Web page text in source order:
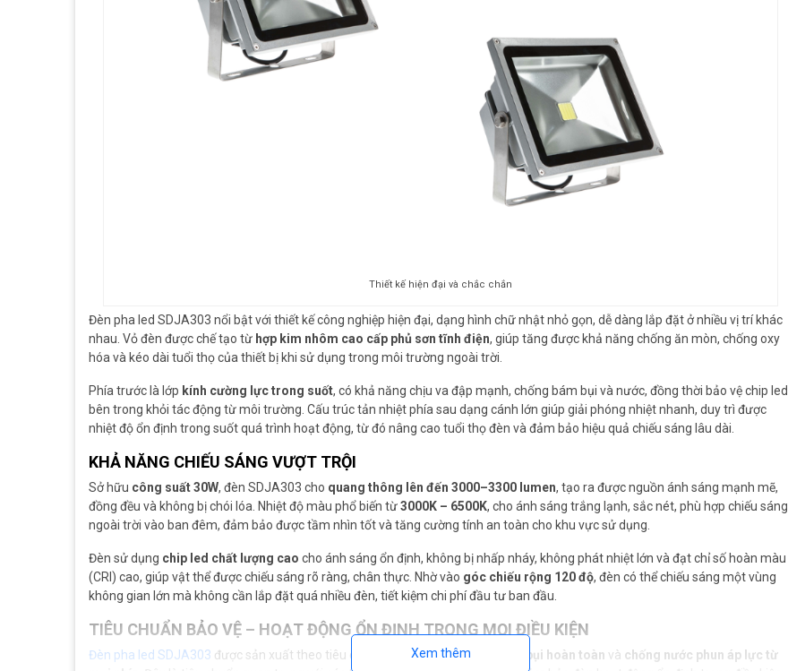
Thiết kế hiện đại và chắc chắn
Đèn pha led SDJA303 nổi bật với thiết kế công nghiệp hiện đại, dạng hình chữ nhật nhỏ gọn, dễ dàng lắp đặt ở nhiều vị trí khác
nhau. Vỏ đèn được chế tạo từ hợp kim nhôm cao cấp phủ sơn tĩnh điện, giúp tăng được khả năng chống ăn mòn, chống oxy
hóa và kéo dài tuổi thọ của thiết bị khi sử dụng trong môi trường ngoài trời.
Phía trước là lớp kính cường lực trong suốt, có khả năng chịu va đập mạnh, chống bám bụi và nước, đồng thời bảo vệ chip led
bên trong khỏi tác động từ môi trường. Cấu trúc tản nhiệt phía sau dạng cánh lớn giúp giải phóng nhiệt nhanh, duy trì được
nhiệt độ ổn định trong suốt quá trình hoạt động, từ đó nâng cao tuổi thọ đèn và đảm bảo hiệu quả chiếu sáng lâu dài.
KHẢ NĂNG CHIẾU SÁNG VƯỢT TRỘI
Sở hữu công suất 30W, đèn SDJA303 cho quang thông lên đến 3000–3300 lumen, tạo ra được nguồn ánh sáng mạnh mẽ,
đồng đều và không bị chói lóa. Nhiệt độ màu phổ biến từ3000K – 6500K, cho ánh sáng trắng lạnh, sắc nét, phù hợp chiếu sáng
ngoài trời vào ban đêm, đảm bảo được tầm nhìn tốt và tăng cường tính an toàn cho khu vực sử dụng.
Đèn sử dụng chip led chất lượng cao cho ánh sáng ổn định, không bị nhấp nháy, không phát nhiệt lớn và đạt chỉ số hoàn màu
(CRI) cao, giúp vật thể được chiếu sáng rõ ràng, chân thực. Nhờ vào góc chiếu rộng 120 độ, đèn có thể chiếu sáng một vùng
không gian lớn mà không cần lắp đặt quá nhiều đèn, tiết kiệm chi phí đầu tư ban đầu.
TIÊU CHUẨN BẢO VỆ – HOẠT ĐỘNG ỔN ĐỊNH TRONG MỌI ĐIỀU KIỆN
Đèn pha led SDJA303 được sản xuất theo tiêu chuẩn IP65, giúp thiết bị chống bụi hoàn toàn và chống nước phun áp lực từ
Xem thêm